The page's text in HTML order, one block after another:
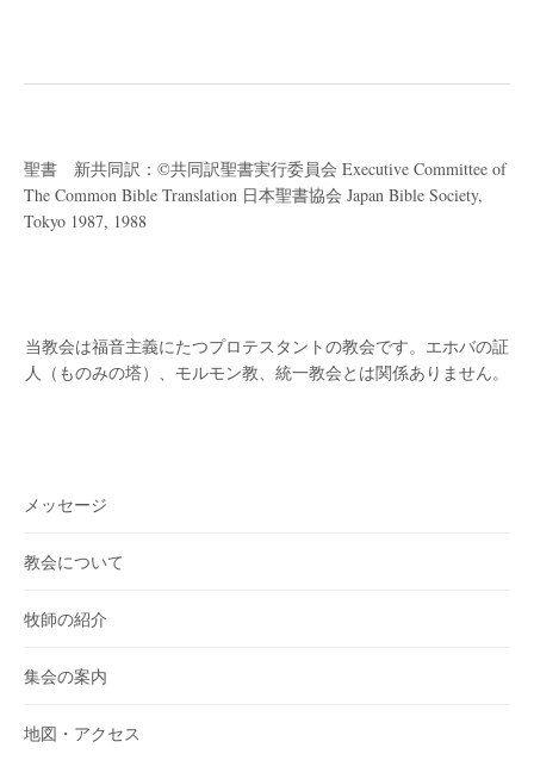
聖書 新共同訳：©共同訳聖書実行委員会 Executive Committee of
The Common Bible Translation 日本聖書協会 Japan Bible Society,
Tokyo 1987, 1988
当教会は福音主義にたつプロテスタントの教会です。 エホバの証
人（ものみの塔）、モルモン教、統一教会とは関係ありません。
メッセージ
教会について
牧師の紹介
集会の案内
地図・アクセス